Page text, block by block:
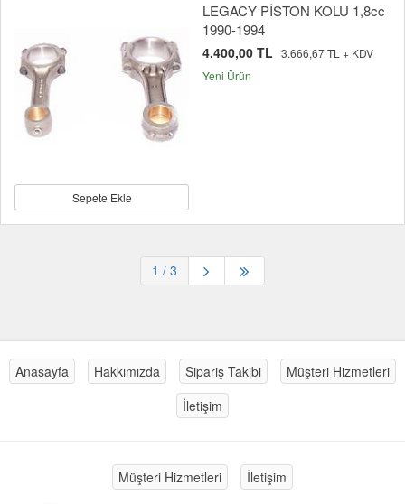
Sepete Ekle
LEGACY PİSTON KOLU 1,8cc
1990-1994
4.400,00 TL 3.666,67 TL + KDV
Yeni Ürün
1 / 3
Anasayfa Hakkımızda Sipariş Takibi
Müşteri Hizmetleri
İletişim
Müşteri Hizmetleri İletişim